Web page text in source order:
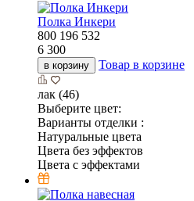
Полка Инкери
800 196 532
6 300
в корзину Товар в корзине
лак (46)
Выберите цвет:
Варианты отделки :
Натуральные цвета
Цвета без эффектов
Цвета с эффектами